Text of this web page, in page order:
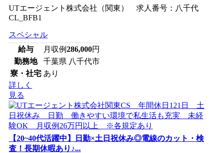
UTエージェント株式会社（関東） 求人番号：八千代
CL_BFB1
スペシャル
給与
月収例286,000円
勤務地
千葉県 八千代市
寮・社宅 あり
詳しく
見る
【20~40代活躍中】日勤×土日祝休み◎電線のカット・検
査！長期休暇あり♪...